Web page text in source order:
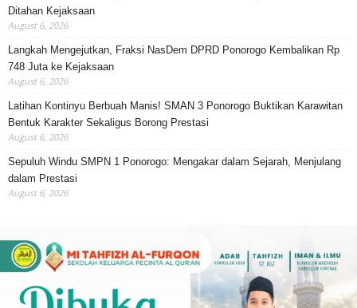
Ditahan Kejaksaan
August 6, 2026
Langkah Mengejutkan, Fraksi NasDem DPRD Ponorogo Kembalikan Rp
748 Juta ke Kejaksaan
August 6, 2026
Latihan Kontinyu Berbuah Manis! SMAN 3 Ponorogo Buktikan Karawitan
Bentuk Karakter Sekaligus Borong Prestasi
August 6, 2026
Sepuluh Windu SMPN 1 Ponorogo: Mengakar dalam Sejarah, Menjulang
dalam Prestasi
August 6, 2026